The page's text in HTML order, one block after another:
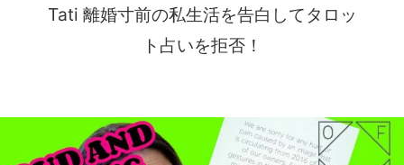
Tati 離婚寸前の私生活を告白してタロッ
ト占いを拒否！